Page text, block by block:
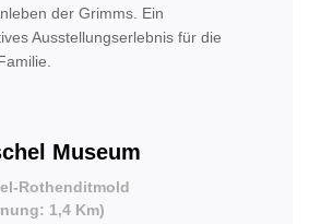
der Grimms. Ein
Ausstellungserlebnis für die
Museum
Rothenditmold
1,4 Km)